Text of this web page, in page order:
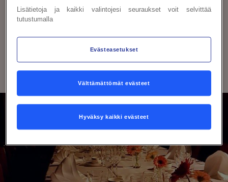
mukana tapahtuman suunnittelussa alusta
teemoihin, joiden pohjalta valmistamme toiveidenne
mukaiset tarjoilut.
Lisätietoja ja kaikki valintojesi seuraukset voit selvittää
tutustumalla
Evästeasetukset
Välttämättömät evästeet
Hyväksy kaikki evästeet